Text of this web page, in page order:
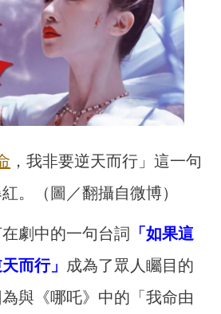
，我非要逆天而行」這一句
。（圖／翻攝自微博）
劇中的一句台詞
「如果這
而行」 成為了眾人矚目的
與《哪吒》中的「我命由